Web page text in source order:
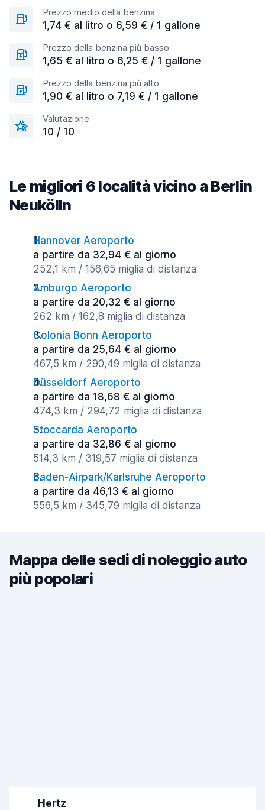
Prezzo medio della benzina
1,74 € al litro o 6,59 € / 1 gallone
Prezzo della benzina più basso
1,65 € al litro o 6,25 € / 1 gallone
Prezzo della benzina più alto
1,90 € al litro o 7,19 € / 1 gallone
Valutazione
10 / 10
Le migliori 6 località vicino a Berlin
Neukölln
Hannover Aeroporto
a partire da 32,94 € al giorno
252,1 km / 156,65 miglia di distanza
Amburgo Aeroporto
a partire da 20,32 € al giorno
262 km / 162,8 miglia di distanza
Colonia Bonn Aeroporto
a partire da 25,64 € al giorno
467,5 km / 290,49 miglia di distanza
Düsseldorf Aeroporto
a partire da 18,68 € al giorno
474,3 km / 294,72 miglia di distanza
Stoccarda Aeroporto
a partire da 32,86 € al giorno
514,3 km / 319,57 miglia di distanza
Baden-Airpark/Karlsruhe Aeroporto
a partire da 46,13 € al giorno
556,5 km / 345,79 miglia di distanza
Mappa delle sedi di noleggio auto
più popolari
Hertz